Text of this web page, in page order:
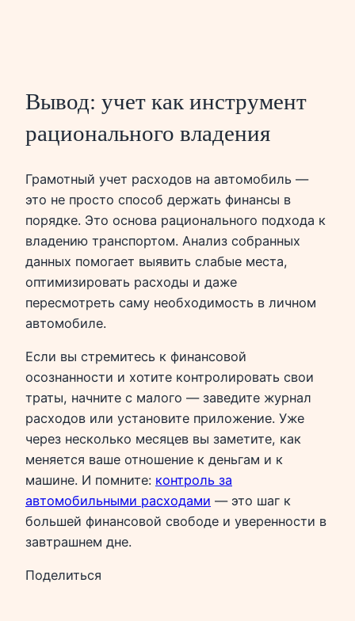
Вывод: учет как инструмент
рационального владения
Грамотный учет расходов на автомобиль —
это не просто способ держать финансы в
порядке. Это основа рационального подхода к
владению транспортом. Анализ собранных
данных помогает выявить слабые места,
оптимизировать расходы и даже
пересмотреть саму необходимость в личном
автомобиле.
Если вы стремитесь к финансовой
осознанности и хотите контролировать свои
траты, начните с малого — заведите журнал
расходов или установите приложение. Уже
через несколько месяцев вы заметите, как
меняется ваше отношение к деньгам и к
машине. И помните: контроль за
автомобильными расходами — это шаг к
большей финансовой свободе и уверенности в
завтрашнем дне.
Поделиться